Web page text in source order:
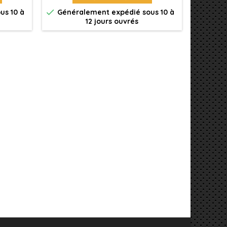
10 à
 Généralement expédié sous 10 à
12 jours ouvrés
